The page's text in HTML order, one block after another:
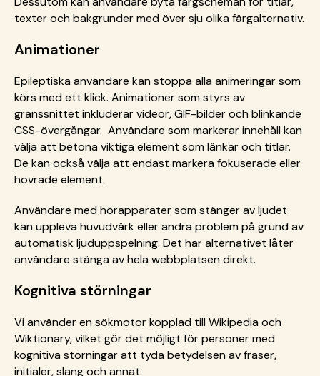
texter och bakgrunder med över sju olika färgalternativ.
Animationer
Epileptiska användare kan stoppa alla animeringar som
körs med ett klick. Animationer som styrs av
gränssnittet inkluderar videor, GIF-bilder och blinkande
CSS-övergångar. Användare som markerar innehåll kan
välja att betona viktiga element som länkar och titlar.
De kan också välja att endast markera fokuserade eller
hovrade element.
Användare med hörapparater som stänger av ljudet
kan uppleva huvudvärk eller andra problem på grund av
automatisk ljuduppspelning. Det här alternativet låter
användare stänga av hela webbplatsen direkt.
Kognitiva störningar
Vi använder en sökmotor kopplad till Wikipedia och
Wiktionary, vilket gör det möjligt för personer med
kognitiva störningar att tyda betydelsen av fraser,
initialer, slang och annat.